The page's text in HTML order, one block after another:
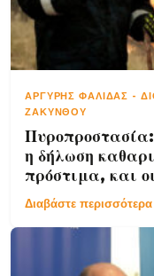
ΑΡΓΎΡΗΣ ΦΑΛΊΔΑΣ -
ΖΑΚΎΝΘΟΥ
η δήλωση
πρόστιμα, και
Διαβάστε